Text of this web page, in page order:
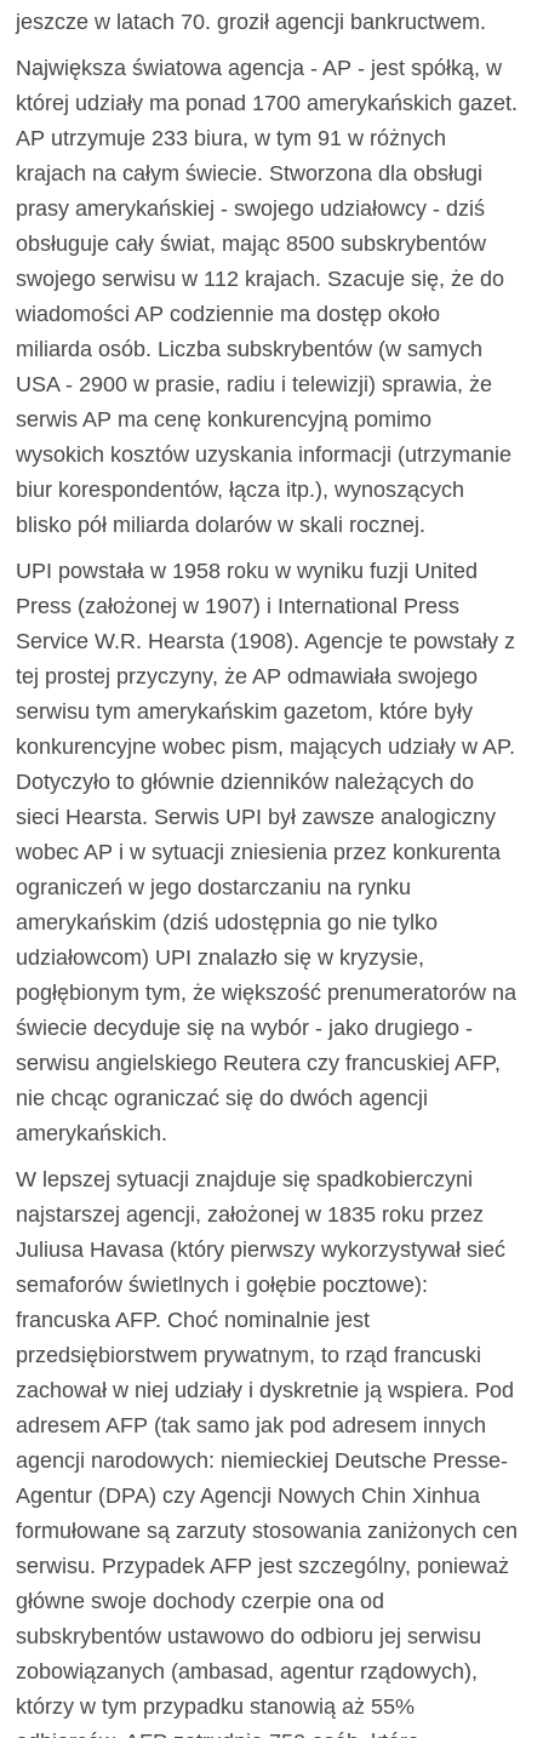
jeszcze w latach 70. groził agencji bankructwem.
Największa światowa agencja - AP - jest spółką, w
której udziały ma ponad 1700 amerykańskich gazet.
AP utrzymuje 233 biura, w tym 91 w różnych
krajach na całym świecie. Stworzona dla obsługi
prasy amerykańskiej - swojego udziałowcy - dziś
obsługuje cały świat, mając 8500 subskrybentów
swojego serwisu w 112 krajach. Szacuje się, że do
wiadomości AP codziennie ma dostęp około
miliarda osób. Liczba subskrybentów (w samych
USA - 2900 w prasie, radiu i telewizji) sprawia, że
serwis AP ma cenę konkurencyjną pomimo
wysokich kosztów uzyskania informacji (utrzymanie
biur korespondentów, łącza itp.), wynoszących
blisko pół miliarda dolarów w skali rocznej.
UPI powstała w 1958 roku w wyniku fuzji United
Press (założonej w 1907) i International Press
Service W.R. Hearsta (1908). Agencje te powstały z
tej prostej przyczyny, że AP odmawiała swojego
serwisu tym amerykańskim gazetom, które były
konkurencyjne wobec pism, mających udziały w AP.
Dotyczyło to głównie dzienników należących do
sieci Hearsta. Serwis UPI był zawsze analogiczny
wobec AP i w sytuacji zniesienia przez konkurenta
ograniczeń w jego dostarczaniu na rynku
amerykańskim (dziś udostępnia go nie tylko
udziałowcom) UPI znalazło się w kryzysie,
pogłębionym tym, że większość prenumeratorów na
świecie decyduje się na wybór - jako drugiego -
serwisu angielskiego Reutera czy francuskiej AFP,
nie chcąc ograniczać się do dwóch agencji
amerykańskich.
W lepszej sytuacji znajduje się spadkobierczyni
najstarszej agencji, założonej w 1835 roku przez
Juliusa Havasa (który pierwszy wykorzystywał sieć
semaforów świetlnych i gołębie pocztowe):
francuska AFP. Choć nominalnie jest
przedsiębiorstwem prywatnym, to rząd francuski
zachował w niej udziały i dyskretnie ją wspiera. Pod
adresem AFP (tak samo jak pod adresem innych
agencji narodowych: niemieckiej Deutsche Presse-
Agentur (DPA) czy Agencji Nowych Chin Xinhua
formułowane są zarzuty stosowania zaniżonych cen
serwisu. Przypadek AFP jest szczególny, ponieważ
główne swoje dochody czerpie ona od
subskrybentów ustawowo do odbioru jej serwisu
zobowiązanych (ambasad, agentur rządowych),
którzy w tym przypadku stanowią aż 55%